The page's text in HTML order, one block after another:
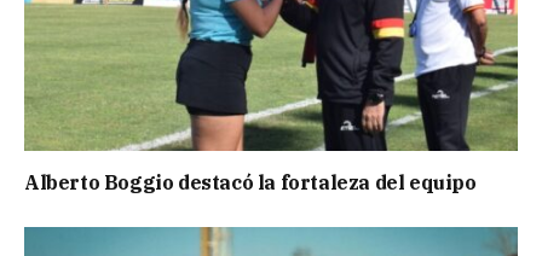
Alberto Boggio destacó la fortaleza del equipo